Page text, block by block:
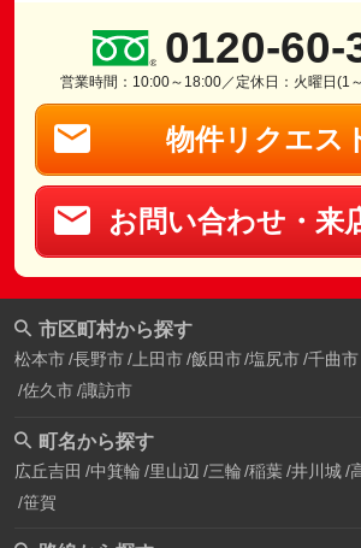
0120-60-
営業時間：10:00～18:00／定休日：火曜日(1
物件リクエス
お問い合わせ・来
市区町村から探す
松本市 長野市 上田市 飯田市 塩尻市 千曲市
佐久市 諏訪市
町名から探す
広丘吉田 中箕輪 里山辺 三輪 稲葉 井川城
笹賀